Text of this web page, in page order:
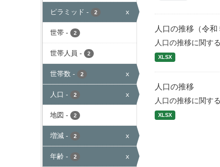
ピラミッド - 2 x
世帯 - 2
世帯人員 - 2
世帯数 - 2 x
人口 - 2 x
地図 - 2
増減 - 2 x
年齢 - 2 x
人口の推移（令和
人口の推移に関す
XLSX
人口の推移
人口の推移に関す
XLSX